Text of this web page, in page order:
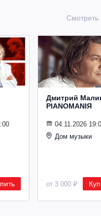
Смотреть
Дмитрий
PIANOMANIЯ
04.11.2026
Дом музыки
от 3 000 ₽